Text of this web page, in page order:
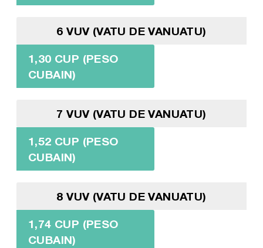
6 VUV (VATU DE VANUATU)
1,30 CUP (PESO
CUBAIN)
7 VUV (VATU DE VANUATU)
1,52 CUP (PESO
CUBAIN)
8 VUV (VATU DE VANUATU)
1,74 CUP (PESO
CUBAIN)